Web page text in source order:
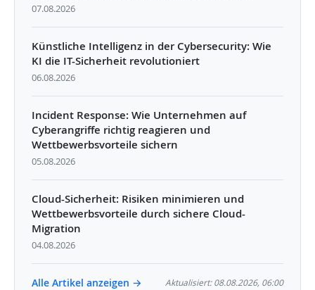
07.08.2026
Künstliche Intelligenz in der Cybersecurity: Wie
KI die IT-Sicherheit revolutioniert
06.08.2026
Incident Response: Wie Unternehmen auf
Cyberangriffe richtig reagieren und
Wettbewerbsvorteile sichern
05.08.2026
Cloud-Sicherheit: Risiken minimieren und
Wettbewerbsvorteile durch sichere Cloud-
Migration
04.08.2026
Alle Artikel anzeigen → Aktualisiert: 08.08.2026, 06:00